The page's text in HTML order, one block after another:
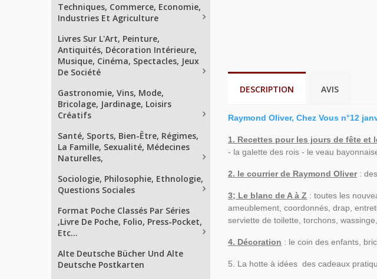
Techniques, Commerce, Economie,
Industries Et Agriculture
Livres Sur L'Art, Peinture,
Antiquités, Décoration Intérieure,
Musique, Cinéma, Spectacles, Jeux
De Société
Gastronomie, Vins, Mode,
Bricolage, Jardinage, Loisirs
Créatifs
Santé, Sports, Bien-Être, Régimes,
La Famille, Sexualité, Médecines
Naturelles,
Sociologie, Philosophie, Ethnologie,
Questions Sociales
Format Poche Classés Par Séries
,Livre De Poche, Folio, Press-Pocket,
Etc...
Alte Deutsche Bücher Und Alte
Deutsche Postkarten
DESCRIPTION AVIS
Raymond Oliver, Chez Vous n°12
1. Recettes pour les jours de fête et
- la galette des rois - le veau
2. le courrier de Raymond Oliver:
3; Le blanc de A à Z : toutes les
ameublement, coordonnés, drap,
serviette de toilette, torchons,
4. Décoration : le coin des enfants,
5. La hotte à idées des cadeaux